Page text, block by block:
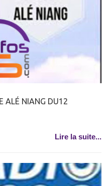
ALÉ NIANG DU12
Lire la suite...